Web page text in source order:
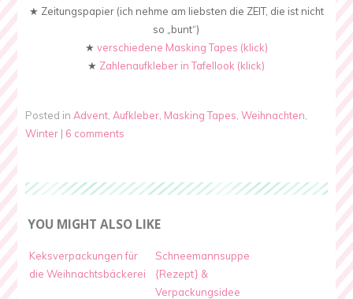
★ Zeitungspapier (ich nehme am liebsten die ZEIT, die ist nicht
so „bunt“)
★ verschiedene Masking Tapes (klick)
★ Zahlenaufkleber in Tafellook (klick)
Posted inAdvent ,Aufkleber Masking Tapes ,Weihnachten
Winter | 6 comments
YOU MIGHT ALSO LIKE
Keksverpackungen für
die Weihnachtsbäckerei
Schneemannsuppe
{Rezept} &
Verpackungsidee